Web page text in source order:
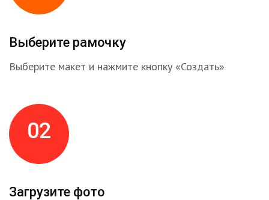
Выберите рамочку
Выберите макет и нажмите кнопку «Создать»
02
Загрузите фото